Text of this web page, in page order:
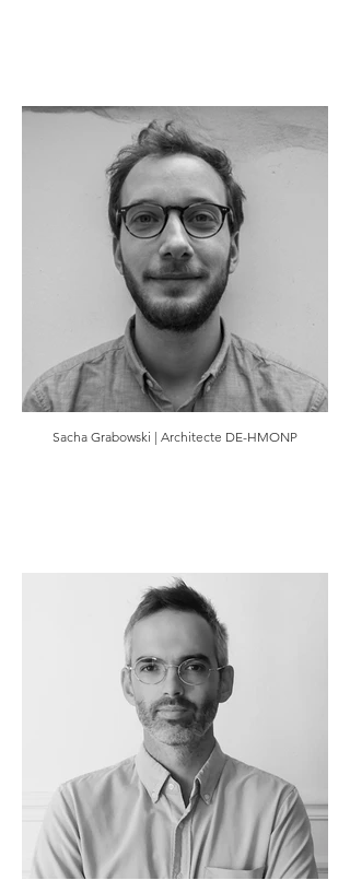
Sacha Grabowski | Architecte DE-HMONP